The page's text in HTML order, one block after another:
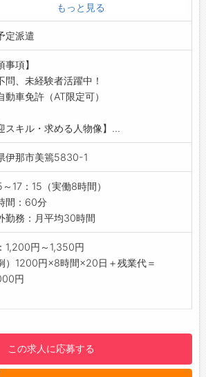
がある場合のみ残業をすることが可能
長19:00までと決まっています。
残業デーは、17:45完全退社です。
イベート時間を確保できるので、小さい
がいる方やオンオフのメリハリを付けた
はおすすめです◎
ス、トヨタ、日産、ホンダ、マツダ、ス
スズキ、三菱自動車、ダイハツ、
デス・ベンツ、BMW、アウディ、フォル
ーゲン、ポルシェ、MINI、
ラック、シボレー、フォード、クライス
ジープ、ジャガー、ロータス、
、プジョー、ルノー、シトロエン、フィ
幸せの実現と豊かな生活向上のために、
手当・福利厚生制度を整えています◎
から外車、電気自動車、ヴィンテージカ
ています！
の車の安心安全を、一緒に築いていきま
！
置の設計アシスタント
を使用
ソフトへのデータ入力
を通じて少しずつ経験を積み、将来的に
業務にも携われるよう成長できる環境で
基礎を学んだ方歓迎！
すめポイント♪】
験者活躍中！
的に直接雇用（正社員登用）の可能性が
な方におすすめ♪】
設計に興味のある方！
（上下）
駐車場
室、ロッカー
スペースあり：サラダ購入可能！（100
もっと見る
定派遣
事項】
問、未経験者活躍中！
動車免許（AT限定可）
スキル・求める人物像】...
伊那市美篶5830-1
17：15（実働8時間）
間：60分
勤務：月平均30時間
1,200円～1,350円
）1200円×8時間×20日＋残業代＝
円
この求人に応募する